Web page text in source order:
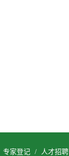
专家登记 / 人才招聘